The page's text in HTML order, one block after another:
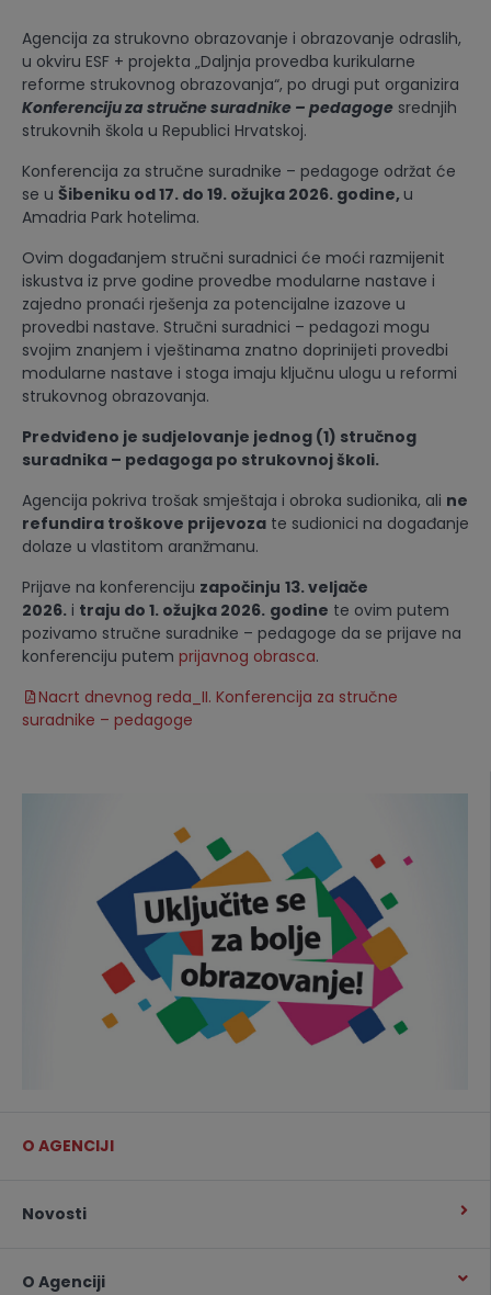
Agencija za strukovno obrazovanje i obrazovanje odraslih,
u okviru ESF + projekta „Daljnja provedba kurikularne
reforme strukovnog obrazovanja“, po drugi put organizira
Konferenciju za stručne suradnike – pedagoge srednjih
strukovnih škola u Republici Hrvatskoj.
Konferencija za stručne suradnike – pedagoge održat će
se u Šibeniku od 17. do 19. ožujka 2026. godine, u
Amadria Park hotelima.
Ovim događanjem stručni suradnici će moći razmijenit
iskustva iz prve godine provedbe modularne nastave i
zajedno pronaći rješenja za potencijalne izazove u
provedbi nastave. Stručni suradnici – pedagozi mogu
svojim znanjem i vještinama znatno doprinijeti provedbi
modularne nastave i stoga imaju ključnu ulogu u reformi
strukovnog obrazovanja.
Predviđeno je sudjelovanje jednog (1) stručnog
suradnika – pedagoga po strukovnoj školi.
Agencija pokriva trošak smještaja i obroka sudionika, ali ne
refundira troškove prijevoza te sudionici na događanje
dolaze u vlastitom aranžmanu.
Prijave na konferenciju započinju 13. veljače
2026. i traju do 1. ožujka 2026. godine te ovim putem
pozivamo stručne suradnike – pedagoge da se prijave na
konferenciju putem prijavnog obrasca.
Nacrt dnevnog reda_II. Konferencija za stručne
suradnike – pedagoge
O AGENCIJI
Novosti
O Agenciji